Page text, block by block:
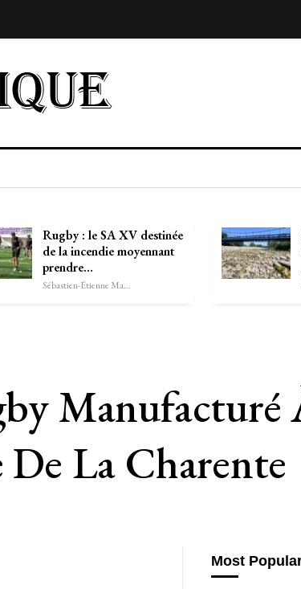
Rugby : le SA XV destinée
de la incendie moyennant
prendre…
Sébastien-Étienne Marechal
Manufacturé
La Charente
Most